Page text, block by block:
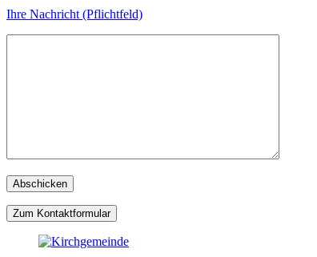
Ihre Nachricht (Pflichtfeld)
Zum Kontaktformular